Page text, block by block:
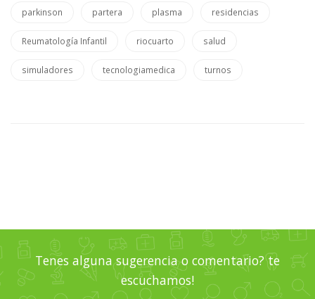
parkinson partera plasma residencias
Reumatología Infantil riocuarto salud
simuladores tecnologiamedica turnos
Tenes alguna sugerencia o comentario? te
escuchamos!